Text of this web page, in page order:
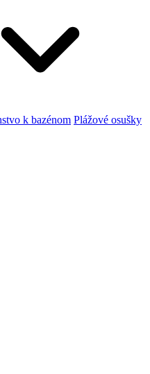
k bazénom Plážové osušky